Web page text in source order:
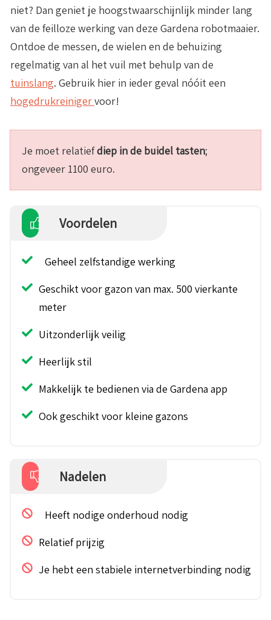
niet? Dan geniet je hoogstwaarschijnlijk minder lang
van de feilloze werking van deze Gardena robotmaaier.
Ontdoe de messen, de wielen en de behuizing
regelmatig van al het vuil met behulp van de
tuinslang. Gebruik hier in ieder geval nóóit een
hogedrukreinigervoor!
Je moet relatiefdiep in de buidel tasten;
ongeveer 1100 euro.
Voordelen
Geheel zelfstandige werking
Geschikt voor gazon van max. 500 vierkante
meter
Uitzonderlijk veilig
Heerlijk stil
Makkelijk te bedienen via de Gardena app
Ook geschikt voor kleine gazons
Nadelen
Heeft nodige onderhoud nodig
Relatief prijzig
Je hebt een stabiele internetverbinding nodig